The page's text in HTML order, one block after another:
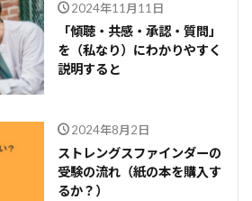
2024年11月11日
「傾聴・共感・承認・質問」
を（私なり）にわかりやすく
説明すると
2024年8月2日
ストレングスファインダーの
受験の流れ（紙の本を購入す
るか？）